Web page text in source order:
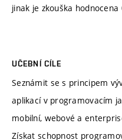
jinak je zkouška hodnocena
UČEBNÍ CÍLE
Seznámit se s principem
aplikací v programovacím
mobilní, webové a
Získat schopnost